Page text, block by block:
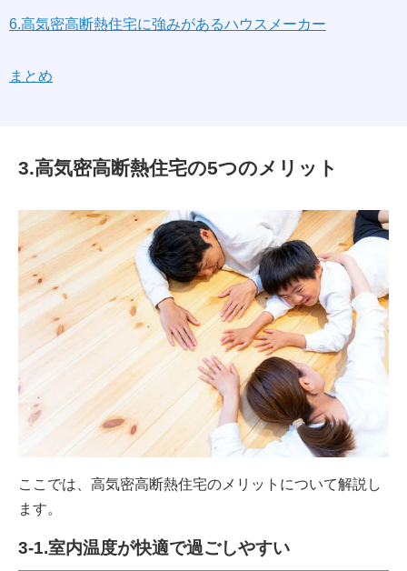
6.高気密高断熱住宅に強みがあるハウスメーカー
まとめ
3.高気密高断熱住宅の5つのメリット
ここでは、高気密高断熱住宅のメリットについて解説し
ます。
3-1.室内温度が快適で過ごしやすい